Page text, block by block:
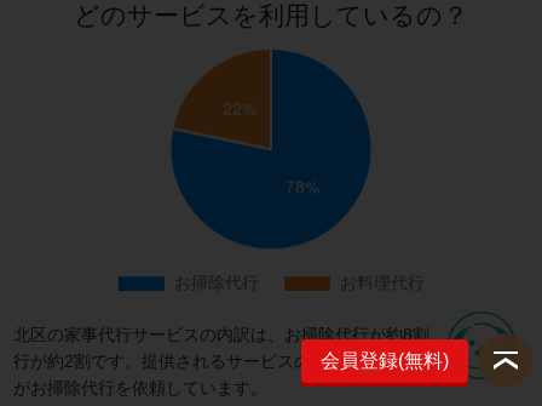
どのサービスを利用しているの？
北区の家事代行サービスの内訳は、お掃除代行が約8割、お料理代
行が約2割です。提供されるサービスの中でも、利用者のほとんど
がお掃除代行を依頼しています。
会員登録(無料)